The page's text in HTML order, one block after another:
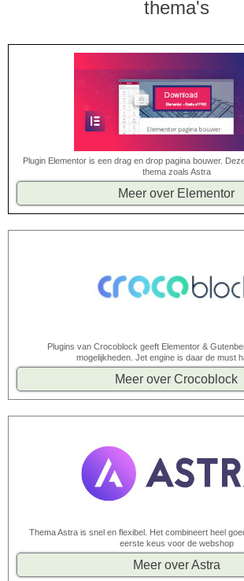
thema's
Plugin Elementor is een drag en drop pagina bouwer.
thema zoals Astra
Meer over Elementor
Plugins van Crocoblock geeft Elementor &
mogelijkheden. Jet engine is daar de must
Meer over Crocoblock
Thema Astra is snel en flexibel. Het combineert heel
eerste keus voor de webshop
Meer over Astra